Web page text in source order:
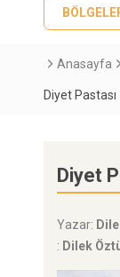
Anasayfa
Diyet Pastası
Diyet
Yazar:
: Dilek